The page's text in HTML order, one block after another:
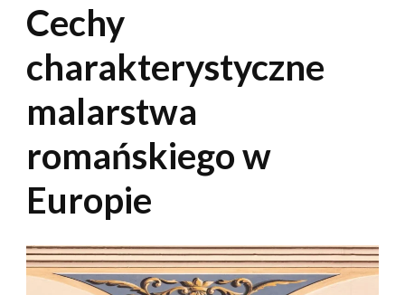
Cechy
charakterystyczne
malarstwa
romańskiego w
Europie